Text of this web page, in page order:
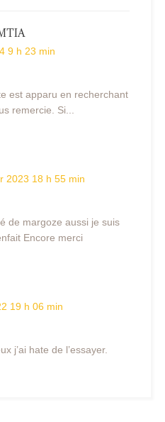
9 h 23 min
est apparu en recherchant
remercie. Si...
2023 18 h 55 min
de margoze aussi je suis
Encore merci
19 h 06 min
j’ai hate de l’essayer.